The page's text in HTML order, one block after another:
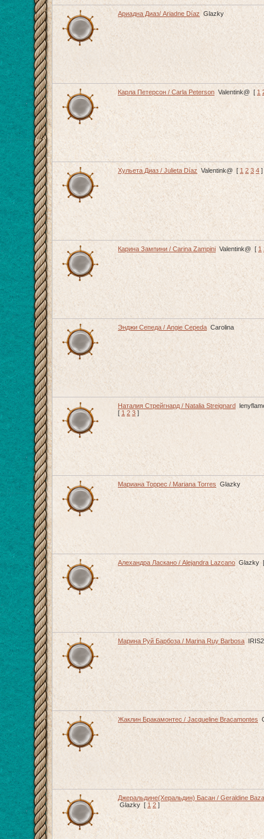
Ариадна Диаз/ Ariadne Díaz Glazky
Карла Петерсон / Carla Peterson Valentink@ [ 1
Хульета Диаз / Julieta Díaz Valentink@ [ 1 2 3 4 ]
Карина Зампини / Carina Zampini Valentink@ [ 1
Энджи Сепеда / Angie Cepeda Carolina
Наталия Стрейгнард / Natalia Streignard
[ 1 2 3 ]
Мариана Торрес / Mariana Torres Glazky
Алехандра Ласкано / Alejandra Lazcano Glazky [
Марина Руй Барбоза / Marina Ruy Barbosa
Жаклин Бракамонтес / Jacqueline Bracamontes
Джеральдине(Херальдин) Басан / Geraldine
Glazky [ 1 2 ]